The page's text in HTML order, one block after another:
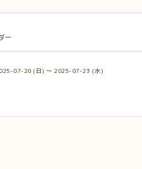
ー
07-20 (日) ～ 2025-07-23 (水)